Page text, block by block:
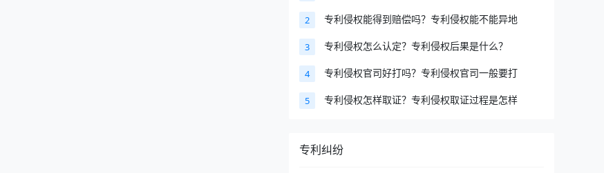
2 专利侵权能得到赔偿吗？专利侵权能不能异地
3 专利侵权怎么认定？专利侵权后果是什么？
4 专利侵权官司好打吗？专利侵权官司一般要打
5 专利侵权怎样取证？专利侵权取证过程是怎样
专利纠纷